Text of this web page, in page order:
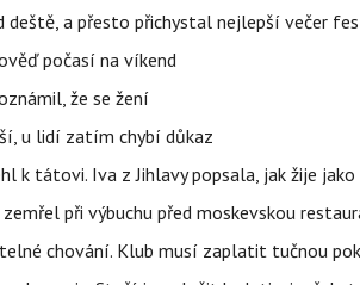
deště, a přesto přichystal nejlepší večer
počasí na víkend
že se žení
u lidí zatím chybí důkaz
k tátovi. Iva z Jihlavy popsala, jak žije
při výbuchu před moskevskou
chování. Klub musí zaplatit tučnou